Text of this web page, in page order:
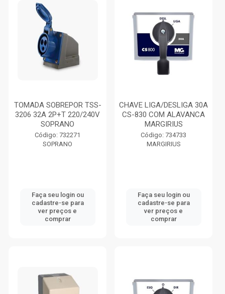
TOMADA SOBREPOR TSS-
3206 32A 2P+T 220/240V
SOPRANO
Código: 732271
SOPRANO
Faça seu login ou
cadastre-se para
ver preços e
comprar
CHAVE LIGA/DESLIGA 30A
CS-830 COM ALAVANCA
MARGIRIUS
Código: 734733
MARGIRIUS
Faça seu login ou
cadastre-se para
ver preços e
comprar